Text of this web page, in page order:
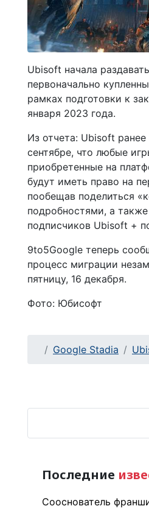
Ubisoft начала
первоначально
рамках подготовки к
января 2023 года.
Из отчета: Ubisoft
сентябре, что любые
приобретенные на
будут иметь право на
пообещав поделиться
подробностями, а
подписчиков Ubisoft +
9to5Google теперь
процесс миграции
пятницу, 16 декабря.
Фото: Юбисофт
Google Stadia
Последние
Сооснователь